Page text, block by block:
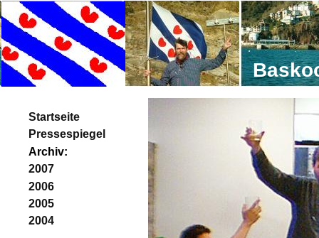
Startseite
Pressespiegel
Archiv:
2007
2006
2005
2004